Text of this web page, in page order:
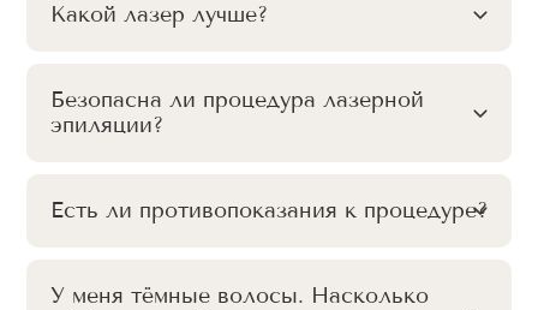
Какой лазер лучше?
Безопасна ли процедура лазерной
эпиляции?
Есть ли противопоказания к процедуре?
У меня тёмные волосы. Насколько